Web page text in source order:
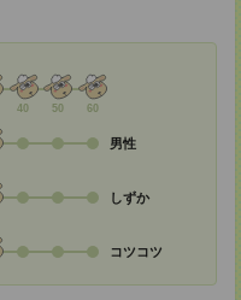
40 50 60
男性
しずか
コツコツ